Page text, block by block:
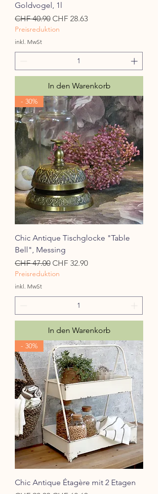
Goldvogel, 1l
Standardpreis
CHF 40.90 Sale-Preis
CHF 28.63
Preisreduktion
inkl. MwSt
In den Warenkorb
- 30%
Chic Antique Tischglocke "Table
Bell", Messing
Standardpreis
CHF 47.00 Sale-Preis
CHF 32.90
Preisreduktion
inkl. MwSt
In den Warenkorb
- 30%
Chic Antique Étagère mit 2 Etagen